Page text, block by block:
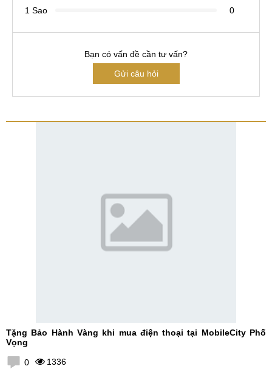
1 Sao
0
Bạn có vấn đề cần tư vấn?
Gửi câu hỏi
Tặng Bảo Hành Vàng khi mua điện thoại tại MobileCity Phố
Vọng
0 1336